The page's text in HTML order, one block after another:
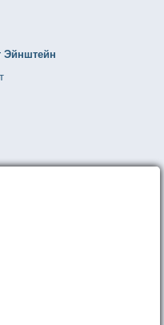
Эйнштейн